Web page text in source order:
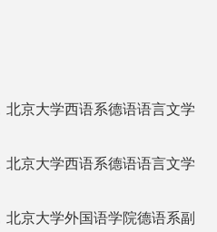
京大学西语系德语语言文学
京大学西语系德语语言文学
京大学外国语学院德语系副